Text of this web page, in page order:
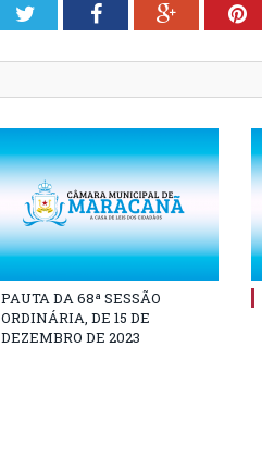
TwitterFacebookGoogle+
PAUTA DA 68ª SESSÃO
ORDINÁRIA, DE 15 DE
DEZEMBRO DE 2023